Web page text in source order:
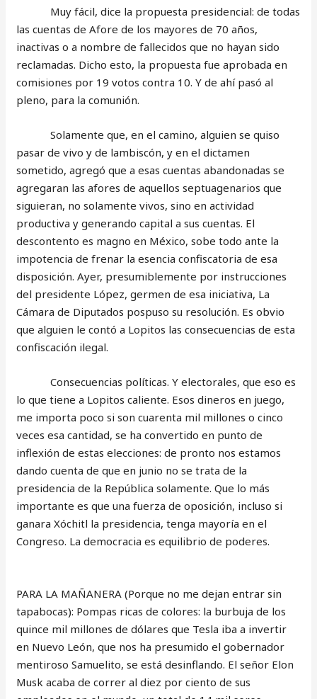
Muy fácil, dice la propuesta presidencial: de todas
las cuentas de Afore de los mayores de 70 años,
inactivas o a nombre de fallecidos que no hayan sido
reclamadas. Dicho esto, la propuesta fue aprobada en
comisiones por 19 votos contra 10. Y de ahí pasó al
pleno, para la comunión.
Solamente que, en el camino, alguien se quiso
pasar de vivo y de lambiscón, y en el dictamen
sometido, agregó que a esas cuentas abandonadas se
agregaran las afores de aquellos septuagenarios que
siguieran, no solamente vivos, sino en actividad
productiva y generando capital a sus cuentas. El
descontento es magno en México, sobe todo ante la
impotencia de frenar la esencia confiscatoria de esa
disposición. Ayer, presumiblemente por instrucciones
del presidente López, germen de esa iniciativa, La
Cámara de Diputados pospuso su resolución. Es obvio
que alguien le contó a Lopitos las consecuencias de esta
confiscación ilegal.
Consecuencias políticas. Y electorales, que eso es
lo que tiene a Lopitos caliente. Esos dineros en juego,
me importa poco si son cuarenta mil millones o cinco
veces esa cantidad, se ha convertido en punto de
inflexión de estas elecciones: de pronto nos estamos
dando cuenta de que en junio no se trata de la
presidencia de la República solamente. Que lo más
importante es que una fuerza de oposición, incluso si
ganara Xóchitl la presidencia, tenga mayoría en el
Congreso. La democracia es equilibrio de poderes.
PARA LA MAÑANERA (Porque no me dejan entrar sin
tapabocas): Pompas ricas de colores: la burbuja de los
quince mil millones de dólares que Tesla iba a invertir
en Nuevo León, que nos ha presumido el gobernador
mentiroso Samuelito, se está desinflando. El señor Elon
Musk acaba de correr al diez por ciento de sus